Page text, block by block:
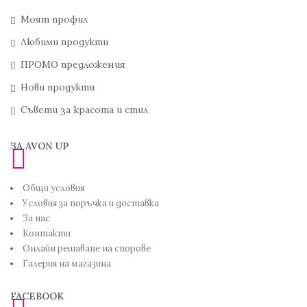
Моят профил
Любими продукти
ПРОМО предложения
Нови продукти
Съвети за красота и стил
ЗА AVON UP
Общи условия
Условия за поръчка и доставка
За нас
Контакти
Онлайн решаване на спорове
Галерия на магазина
FACEBOOK